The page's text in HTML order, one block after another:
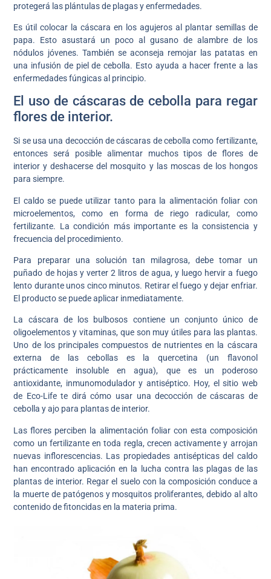
protegerá las plántulas de plagas y enfermedades.
Es útil colocar la cáscara en los agujeros al plantar semillas de
papa. Esto asustará un poco al gusano de alambre de los
nódulos jóvenes. También se aconseja remojar las patatas en
una infusión de piel de cebolla. Esto ayuda a hacer frente a las
enfermedades fúngicas al principio.
El uso de cáscaras de cebolla para regar
flores de interior.
Si se usa una decocción de cáscaras de cebolla como fertilizante,
entonces será posible alimentar muchos tipos de flores de
interior y deshacerse del mosquito y las moscas de los hongos
para siempre.
El caldo se puede utilizar tanto para la alimentación foliar con
microelementos, como en forma de riego radicular, como
fertilizante. La condición más importante es la consistencia y
frecuencia del procedimiento.
Para preparar una solución tan milagrosa, debe tomar un
puñado de hojas y verter 2 litros de agua, y luego hervir a fuego
lento durante unos cinco minutos. Retirar el fuego y dejar enfriar.
El producto se puede aplicar inmediatamente.
La cáscara de los bulbosos contiene un conjunto único de
oligoelementos y vitaminas, que son muy útiles para las plantas.
Uno de los principales compuestos de nutrientes en la cáscara
externa de las cebollas es la quercetina (un flavonol
prácticamente insoluble en agua), que es un poderoso
antioxidante, inmunomodulador y antiséptico. Hoy, el sitio web
de Eco-Life te dirá cómo usar una decocción de cáscaras de
cebolla y ajo para plantas de interior.
Las flores perciben la alimentación foliar con esta composición
como un fertilizante en toda regla, crecen activamente y arrojan
nuevas inflorescencias. Las propiedades antisépticas del caldo
han encontrado aplicación en la lucha contra las plagas de las
plantas de interior. Regar el suelo con la composición conduce a
la muerte de patógenos y mosquitos proliferantes, debido al alto
contenido de fitoncidas en la materia prima.